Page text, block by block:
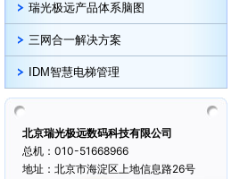
瑞光极远产品体系脑图
三网合一解决方案
IDM智慧电梯管理
北京瑞光极远数码科技有限公司
总机：010-51668966
地址：北京市海淀区上地信息路26号